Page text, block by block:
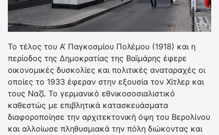
Το τέλος του Α’ Παγκοσμίου Πολέμου (1918) και η
περίοδος της Δημοκρατίας της Βαϊμάρης έφερε
οικονομικές δυσκολίες και πολιτικές αναταραχές οι
οποίες το 1933 έφεραν στην εξουσία τον Χίτλερ και
τους Ναζί. Το γερμανικό εθνικοσοσιαλιστικό
καθεστώς με επιβλητικά κατασκευάσματα
διαφοροποίησε την αρχιτεκτονική όψη του Βερολίνου
και αλλοίωσε πληθυσμιακά την πόλη διώκοντας και